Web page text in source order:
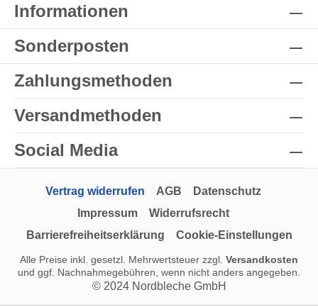
Informationen
Sonderposten
Zahlungsmethoden
Versandmethoden
Social Media
Vertrag widerrufen AGB
Datenschutz
Impressum
Widerrufsrecht
Barrierefreiheitserklärung
Cookie-Einstellungen
Alle Preise inkl. gesetzl. Mehrwertsteuer zzgl. Versandkosten
und ggf. Nachnahmegebühren, wenn nicht anders angegeben.
© 2024 Nordbleche GmbH